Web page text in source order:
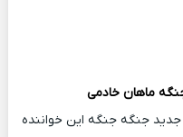
ماهان خادمی
جدید جنگه جنگه این خواننده